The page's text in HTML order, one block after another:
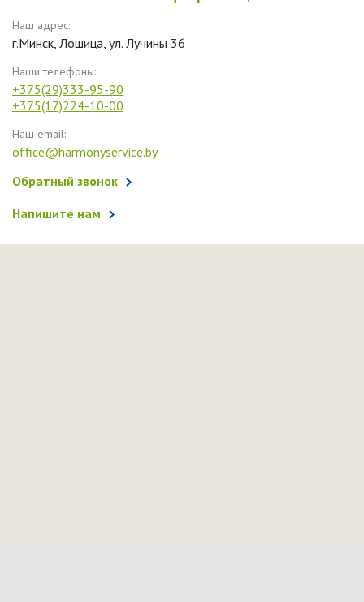
Наш адрес:
г.Минск, Лошица, ул. Лучины 36
Наши телефоны:
+375(29)333-95-90
+375(17)224-10-00
Наш email:
office@harmonyservice.by
Обратный звонок
Напишите нам